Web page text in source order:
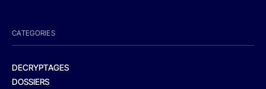
CATEGORIES
DECRYPTAGES
DOSSIERS